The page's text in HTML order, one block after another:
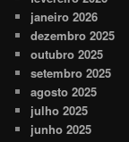
janeiro 2026
dezembro 2025
outubro 2025
setembro 2025
agosto 2025
julho 2025
junho 2025